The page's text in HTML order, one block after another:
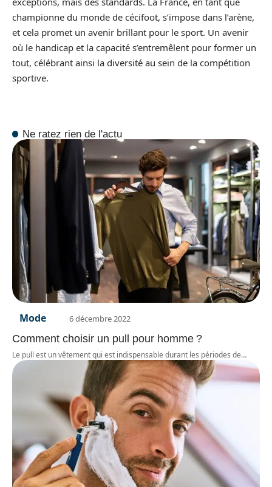
championne du monde de cécifoot, s’impose dans l’arène,
et cela promet un avenir brillant pour le sport. Un avenir
où le handicap et la capacité s’entremêlent pour former un
tout, célébrant ainsi la diversité au sein de la compétition
sportive.
Ne ratez rien de l'actu
Mode 6 décembre 2022
Comment choisir un pull pour homme ?
Le pull est un vêtement qui est indispensable durant les périodes de…